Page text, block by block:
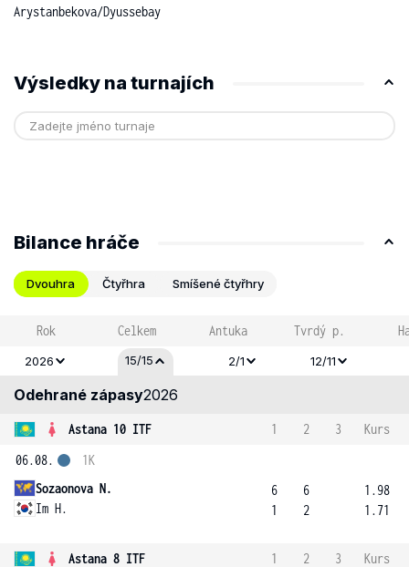
Arystanbekova/Dyussebay
Výsledky na turnajích
Bilance hráče
Dvouhra Čtyřhra Smíšené čtyřhry
Rok Celkem Antuka Tvrdý p.
2026 15/15 2/1 12/11
Odehrané zápasy2026
Astana 10 ITF 1 2 3
Kurs
06.08.
Sozaonova N.
Im H.
1K
6
1
6
2
1.98
1.71
Astana 8 ITF 1 2 3
Kurs